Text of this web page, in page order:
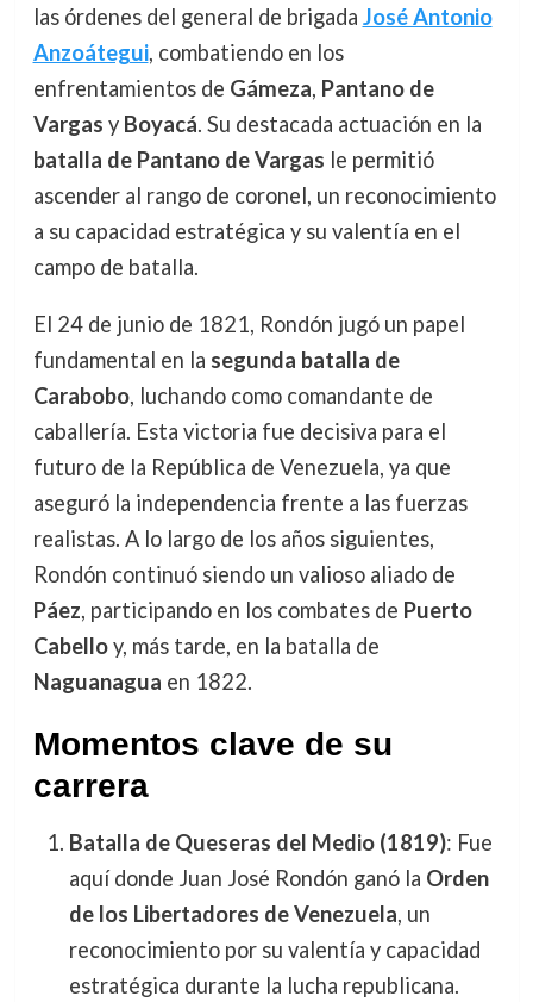
las órdenes del general de brigada José Antonio
Anzoátegui, combatiendo en los
enfrentamientos de Gámeza, Pantano de
Vargas y Boyacá. Su destacada actuación en la
batalla de Pantano de Vargas le permitió
ascender al rango de coronel, un reconocimiento
a su capacidad estratégica y su valentía en el
campo de batalla.
El 24 de junio de 1821, Rondón jugó un papel
fundamental en la segunda batalla de
Carabobo, luchando como comandante de
caballería. Esta victoria fue decisiva para el
futuro de la República de Venezuela, ya que
aseguró la independencia frente a las fuerzas
realistas. A lo largo de los años siguientes,
Rondón continuó siendo un valioso aliado de
Páez, participando en los combates de Puerto
Cabelloy, más tarde, en la batalla de
Naguanagua en 1822.
Momentos clave de su
carrera
Batalla de Queseras del Medio (1819): Fue
aquí donde Juan José Rondón ganó la Orden
de los Libertadores de Venezuela, un
reconocimiento por su valentía y capacidad
estratégica durante la lucha republicana.